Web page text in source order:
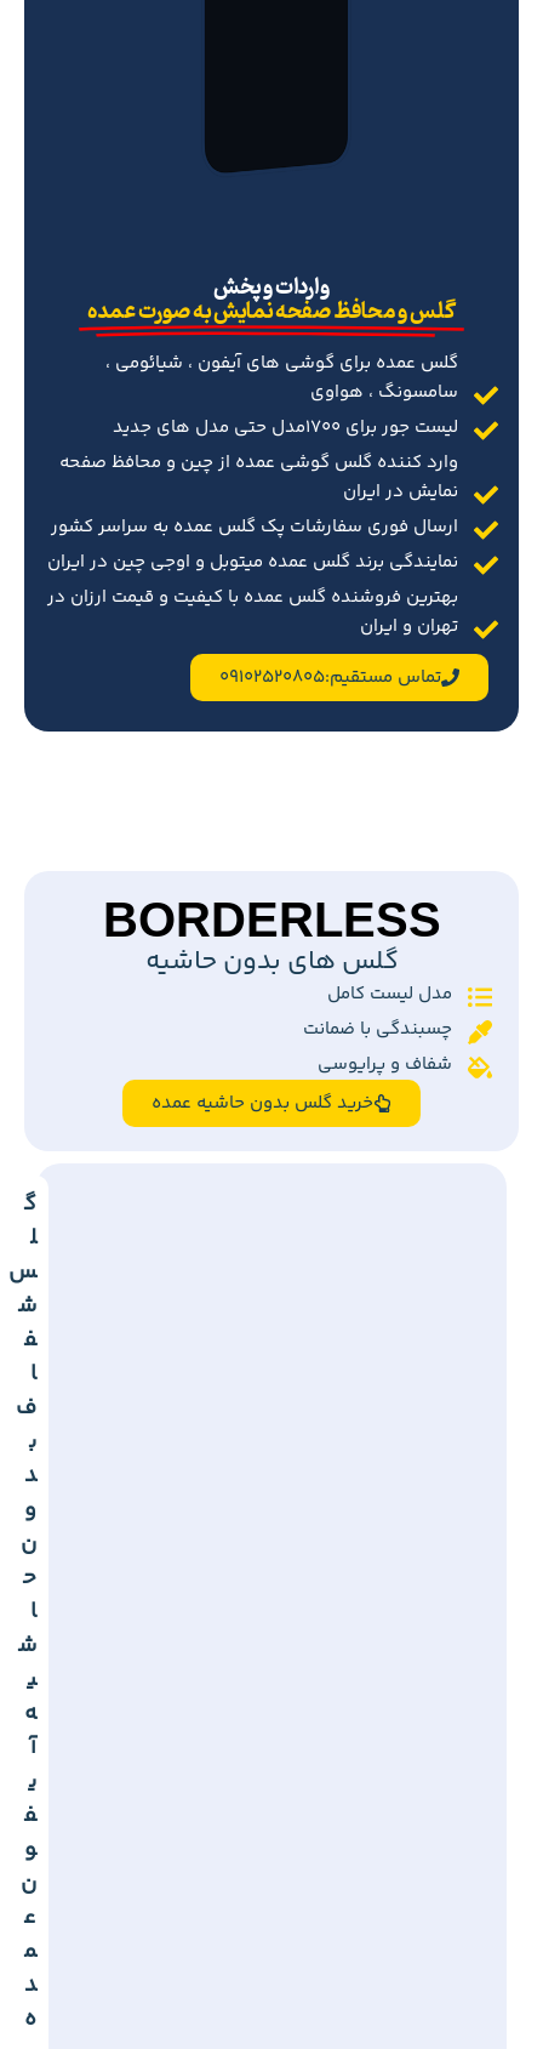
‌واردات و پخش
گلس و محافظ صفحه نمایش به صورت عمده
گلس عمده برای گوشی های آیفون ، شیائومی ،
سامسونگ ، هواوی
لیست جور برای 1700مدل حتی مدل های جدید
وارد کننده گلس گوشی عمده از چین و محافظ صفحه
نمایش در ایران
ارسال فوری سفارشات پک گلس عمده به سراسر کشور
نمایندگی برند گلس عمده میتوبل و اوجی چین در ایران
بهترین فروشنده گلس عمده با کیفیت و قیمت ارزان در
تهران و ایران
تماس مستقیم:09102520805
BORDERLESS
گلس های بدون حاشیه
گ
ل
س
ش
ف
ا
ف
ب
د
و
ن
ح
ا
ش
ی
ه
آ
ی
ف
و
ن